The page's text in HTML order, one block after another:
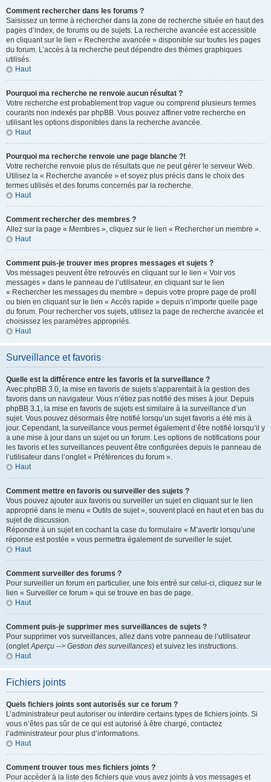
Comment rechercher dans les forums ?
Saisissez un terme à rechercher dans la zone de recherche située en haut des
pages d’index, de forums ou de sujets. La recherche avancée est accessible
en cliquant sur le lien « Recherche avancée » disponible sur toutes les pages
du forum. L’accès à la recherche peut dépendre des thèmes graphiques
utilisés.
Haut
Pourquoi ma recherche ne renvoie aucun résultat ?
Votre recherche est probablement trop vague ou comprend plusieurs termes
courants non indexés par phpBB. Vous pouvez affiner votre recherche en
utilisant les options disponibles dans la recherche avancée.
Haut
Pourquoi ma recherche renvoie une page blanche ?!
Votre recherche renvoie plus de résultats que ne peut gérer le serveur Web.
Utilisez la « Recherche avancée » et soyez plus précis dans le choix des
termes utilisés et des forums concernés par la recherche.
Haut
Comment rechercher des membres ?
Allez sur la page « Membres », cliquez sur le lien « Rechercher un membre ».
Haut
Comment puis-je trouver mes propres messages et sujets ?
Vos messages peuvent être retrouvés en cliquant sur le lien « Voir vos
messages » dans le panneau de l’utilisateur, en cliquant sur le lien
« Rechercher les messages du membre » depuis votre propre page de profil
ou bien en cliquant sur le lien « Accès rapide » depuis n’importe quelle page
du forum. Pour rechercher vos sujets, utilisez la page de recherche avancée et
choisissez les paramètres appropriés.
Haut
Surveillance et favoris
Quelle est la différence entre les favoris et la surveillance ?
Avec phpBB 3.0, la mise en favoris de sujets s’apparentait à la gestion des
favoris dans un navigateur. Vous n’étiez pas notifié des mises à jour. Depuis
phpBB 3.1, la mise en favoris de sujets est similaire à la surveillance d’un
sujet. Vous pouvez désormais être notifié lorsqu’un sujet favoris a été mis à
jour. Cependant, la surveillance vous permet également d’être notifié lorsqu’il y
a une mise à jour dans un sujet ou un forum. Les options de notifications pour
les favoris et les surveillances peuvent être configurées depuis le panneau de
l’utilisateur dans l’onglet « Préférences du forum ».
Haut
Comment mettre en favoris ou surveiller des sujets ?
Vous pouvez ajouter aux favoris ou surveiller un sujet en cliquant sur le lien
approprié dans le menu « Outils de sujet », souvent placé en haut et en bas du
sujet de discussion.
Répondre à un sujet en cochant la case du formulaire « M’avertir lorsqu’une
réponse est postée » vous permettra également de surveiller le sujet.
Haut
Comment surveiller des forums ?
Pour surveiller un forum en particulier, une fois entré sur celui-ci, cliquez sur le
lien « Surveiller ce forum » qui se trouve en bas de page.
Haut
Comment puis-je supprimer mes surveillances de sujets ?
Pour supprimer vos surveillances, allez dans votre panneau de l’utilisateur
(ongletAperçu --> Gestion des surveillances) et suivez les instructions.
Haut
Fichiers joints
Quels fichiers joints sont autorisés sur ce forum ?
L’administrateur peut autoriser ou interdire certains types de fichiers joints. Si
vous n’êtes pas sûr de ce qui est autorisé à être chargé, contactez
l’administrateur pour plus d’informations.
Haut
Comment trouver tous mes fichiers joints ?
Pour accéder à la liste des fichiers que vous avez joints à vos messages et